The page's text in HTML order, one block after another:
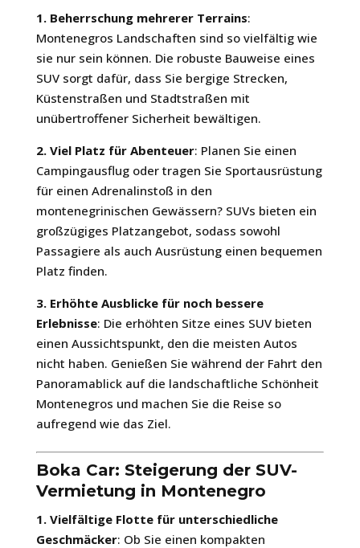
1. Beherrschung mehrerer Terrains:
Montenegros Landschaften sind so vielfältig wie
sie nur sein können. Die robuste Bauweise eines
SUV sorgt dafür, dass Sie bergige Strecken,
Küstenstraßen und Stadtstraßen mit
unübertroffener Sicherheit bewältigen.
2. Viel Platz für Abenteuer: Planen Sie einen
Campingausflug oder tragen Sie Sportausrüstung
für einen Adrenalinstoß in den
montenegrinischen Gewässern? SUVs bieten ein
großzügiges Platzangebot, sodass sowohl
Passagiere als auch Ausrüstung einen bequemen
Platz finden.
3. Erhöhte Ausblicke für noch bessere
Erlebnisse: Die erhöhten Sitze eines SUV bieten
einen Aussichtspunkt, den die meisten Autos
nicht haben. Genießen Sie während der Fahrt den
Panoramablick auf die landschaftliche Schönheit
Montenegros und machen Sie die Reise so
aufregend wie das Ziel.
Boka Car: Steigerung der SUV-
Vermietung in Montenegro
1. Vielfältige Flotte für unterschiedliche
Geschmäcker: Ob Sie einen kompakten